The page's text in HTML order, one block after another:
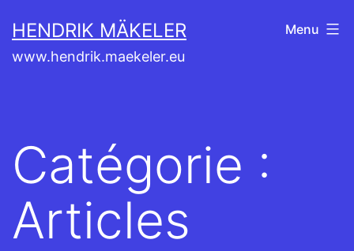
au
contenu
HENDRIK MÄKELER
www.hendrik.maekeler.eu
Menu
Catégorie :
Articles